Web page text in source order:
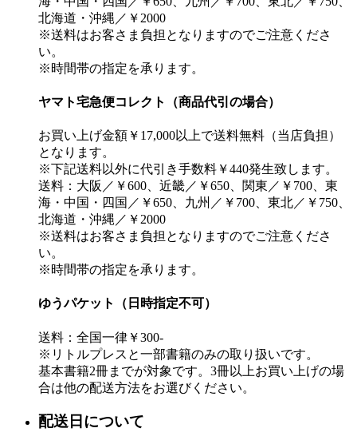
北海道・沖縄／￥2000
※送料はお客さま負担となりますのでご注意くださ
い。
※時間帯の指定を承ります。
ヤマト宅急便コレクト（商品代引の場合）
お買い上げ金額￥17,000以上で送料無料（当店負担）
となります。
※下記送料以外に代引き手数料￥440発生致します。
送料：大阪／￥600、近畿／￥650、関東／￥700、東
海・中国・四国／￥650、九州／￥700、東北／￥750、
北海道・沖縄／￥2000
※送料はお客さま負担となりますのでご注意くださ
い。
※時間帯の指定を承ります。
ゆうパケット（日時指定不可）
送料：全国一律￥300-
※リトルプレスと一部書籍のみの取り扱いです。
基本書籍2冊までが対象です。3冊以上お買い上げの場
合は他の配送方法をお選びください。
配送日について